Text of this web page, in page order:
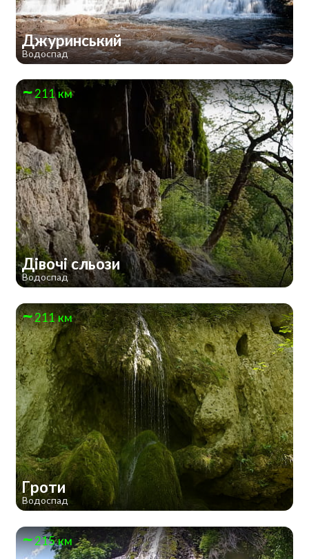
Джуринський
Водоспад
211 км
Дівочі сльози
Водоспад
211 км
Гроти
Водоспад
215 км